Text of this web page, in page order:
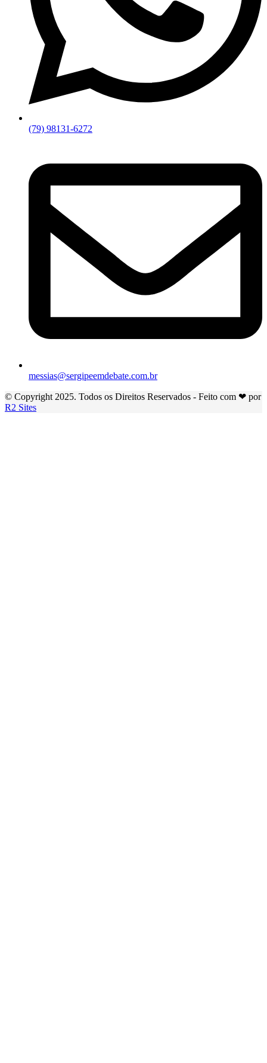
(79) 98131-6272
messias@sergipeemdebate.com.br
© Copyright 2025. Todos os Direitos Reservados - Feito com ❤ por
R2 Sites